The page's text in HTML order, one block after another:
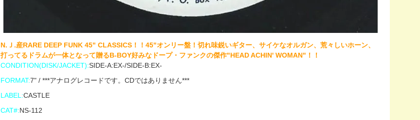
N.Ｊ.産RARE DEEP FUNK 45" CLASSICS！！45"オンリー盤！切れ味鋭いギター、サイケなオルガン、荒々しいホーン、
打ってるドラムが一体となって贈るB-BOY好みなドープ・ファンクの傑作"HEAD ACHIN' WOMAN"！！
CONDITION(DISK/JACKET):SIDE-A:EX-/SIDE-B:EX-
FORMAT:7" / ***アナログレコードです。CDではありません***
LABEL:CASTLE
CAT#:NS-112